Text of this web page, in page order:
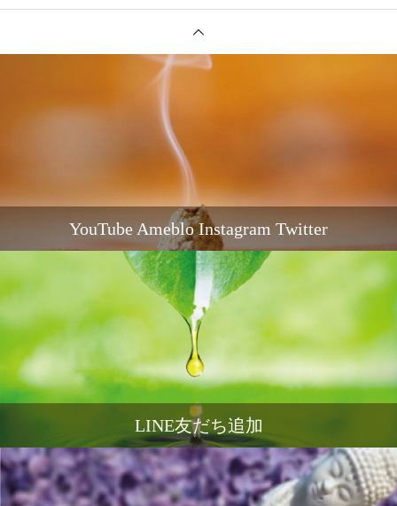
YouTube Ameblo Instagram Twitter
LINE友だち追加